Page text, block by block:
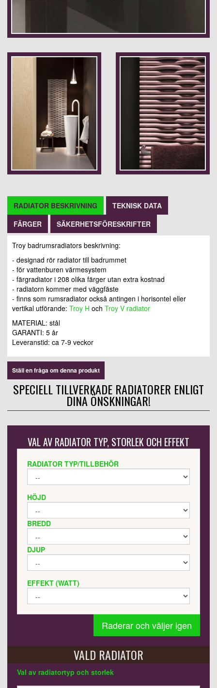
RADIATOR BESKRIVNING
TEKNISK DATA
FÄRGER
SÄKERHETSFÖRESKRIFTER
Troy badrumsradiators beskrivning:
- designad rör radiator till badrummet
- för vattenburen värmesystem
- färgradiator i 208 olika färger utan extra kostnad
- radiatorn kommer med väggfäste
- finns som rumsradiator också antingen i horisontel eller
vertikal utförande: Troy H och Troy V radiator
MATERIAL: stål
GARANTI: 5 år
Leveranstid: ca 7-9 veckor
Ställ en fråga om denna produkt
SPECIELL TILLVERKADE RADIATORER ENLIGT
DINA ÖNSKNINGAR!
VAL AV RADIATOR TYP, STORLEK OCH EFFEKT
RADIATOR TYP/TILLBEHÖR
HÖJD
BREDD
DJUP
EFFEKT (WATT)
Raderar och väljer igen
VALD RADIATOR
Val av radiatortyp och storlek